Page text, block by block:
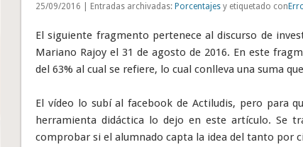
25/09/2016 | Entradas archivadas:Porcentajes y etiquetado con
El siguiente fragmento pertenece al discurso de
Mariano Rajoy el 31 de agosto de 2016. En este
del 63% al cual se refiere, lo cual conlleva una suma
El vídeo lo subí al facebook de Actiludis, pero para
herramienta didáctica lo dejo en este artículo. Se
comprobar si el alumnado capta la idea del tanto por